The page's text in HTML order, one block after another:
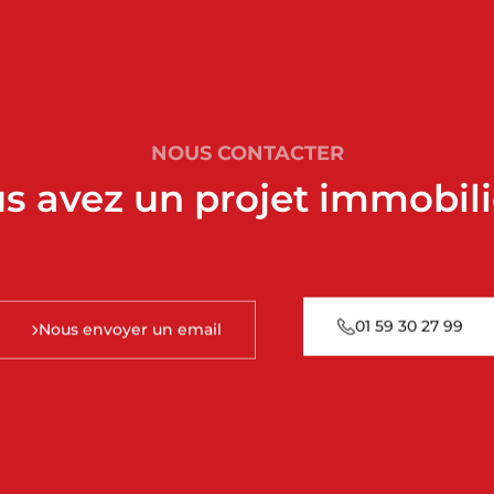
NOUS CONTACTER
avez un projet
Nous envoyer un email 01 59 30 27 99